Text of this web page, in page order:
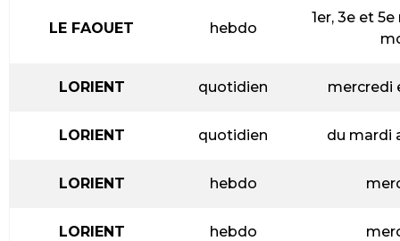
LE FAOUET hebdo
1er, 3e et
LORIENT quotidien mercredi
LORIENT quotidien du mardi
LORIENT hebdo
LORIENT hebdo